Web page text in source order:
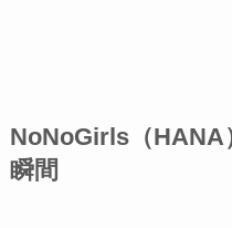
NoNoGirls（HANA
瞬間